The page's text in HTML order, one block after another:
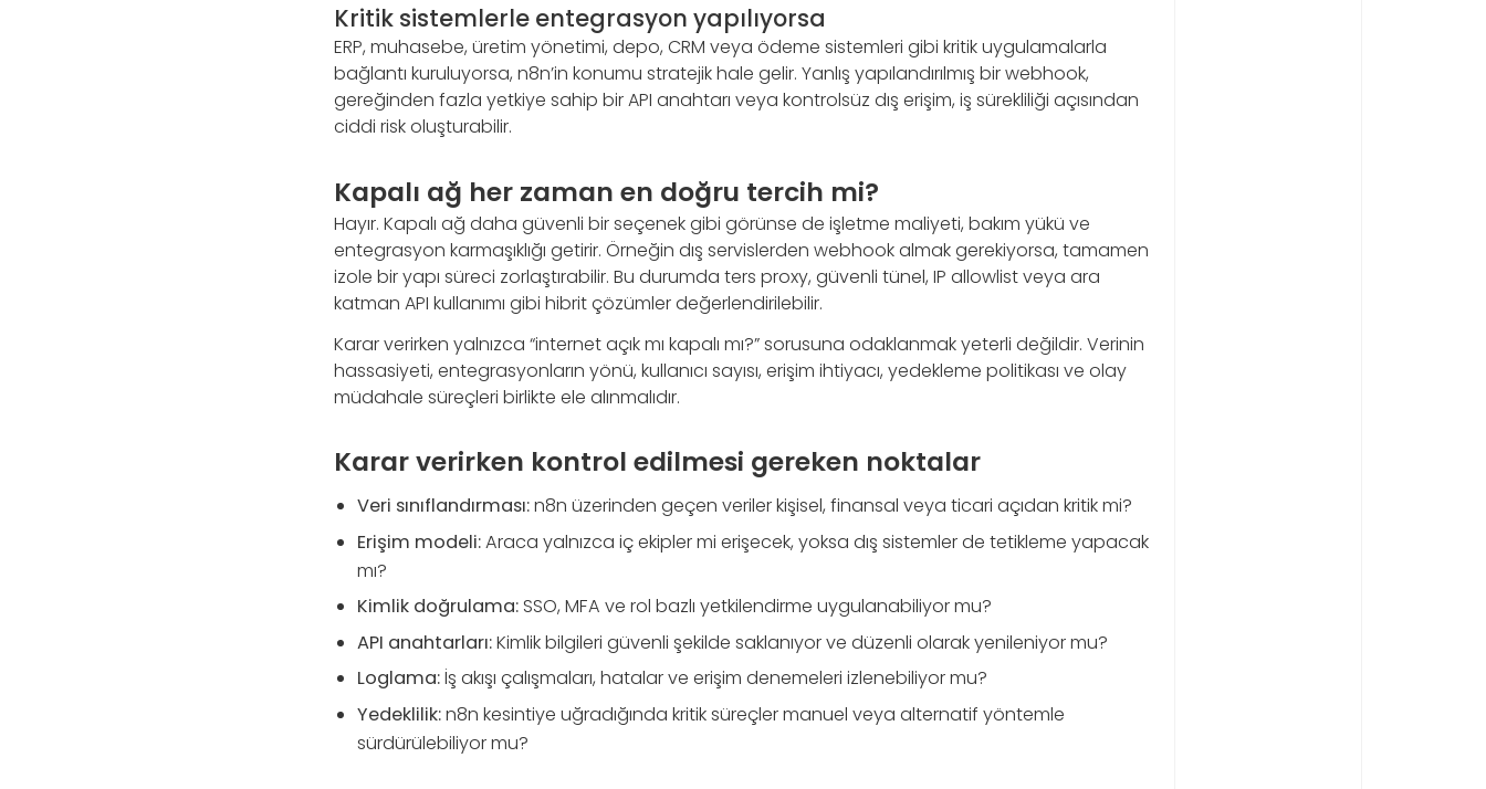
Kritik sistemlerle entegrasyon yapılıyorsa
ERP, muhasebe, üretim yönetimi, depo, CRM veya ödeme sistemleri gibi kritik uygulamalarla
bağlantı kuruluyorsa, n8n’in konumu stratejik hale gelir. Yanlış yapılandırılmış bir webhook,
gereğinden fazla yetkiye sahip bir API anahtarı veya kontrolsüz dış erişim, iş sürekliliği açısından
ciddi risk oluşturabilir.
Kapalı ağ her zaman en doğru tercih mi?
Hayır. Kapalı ağ daha güvenli bir seçenek gibi görünse de işletme maliyeti, bakım yükü ve
entegrasyon karmaşıklığı getirir. Örneğin dış servislerden webhook almak gerekiyorsa, tamamen
izole bir yapı süreci zorlaştırabilir. Bu durumda ters proxy, güvenli tünel, IP allowlist veya ara
katman API kullanımı gibi hibrit çözümler değerlendirilebilir.
Karar verirken yalnızca “internet açık mı kapalı mı?” sorusuna odaklanmak yeterli değildir. Verinin
hassasiyeti, entegrasyonların yönü, kullanıcı sayısı, erişim ihtiyacı, yedekleme politikası ve olay
müdahale süreçleri birlikte ele alınmalıdır.
Karar verirken kontrol edilmesi gereken noktalar
Veri sınıflandırması:n8n üzerinden geçen veriler kişisel, finansal veya ticari açıdan kritik mi?
Erişim modeli:Araca yalnızca iç ekipler mi erişecek, yoksa dış sistemler de tetikleme yapacak
mı?
Kimlik doğrulama:SSO, MFA ve rol bazlı yetkilendirme uygulanabiliyor mu?
API anahtarları:Kimlik bilgileri güvenli şekilde saklanıyor ve düzenli olarak yenileniyor mu?
Loglama:İş akışı çalışmaları, hatalar ve erişim denemeleri izlenebiliyor mu?
Yedeklilik:n8n kesintiye uğradığında kritik süreçler manuel veya alternatif yöntemle
sürdürülebiliyor mu?